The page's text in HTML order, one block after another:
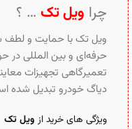
چرا ویل تک … ؟
ویل تک با حمایت و لطف
حرفه‌ای و بین‌ المللی در
تعمیرگاهی تجهیزات
دیاگ خودرو تبدیل شده
ویژگی های خرید از ویل تک